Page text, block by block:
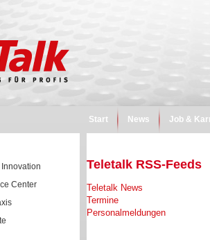
Start News Job &
Center
Teletalk RSS-Feeds
Teletalk News
Termine
Personalmeldungen